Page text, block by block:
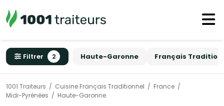
Filtrer 2 Haute-Garonne Français
1001 Traiteurs Cuisine Français Traditionnel
France
Midi-Pyrénées
Haute-Garonne